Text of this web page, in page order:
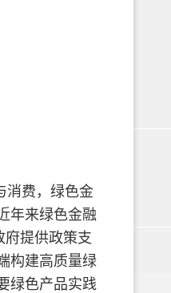
消费，绿色金
年来绿色金融
府提供政策支
构建高质量绿
绿色产品实践